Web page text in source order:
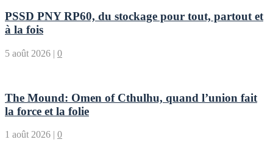
PSSD PNY RP60, du stockage pour tout, partout et
à la fois
5 août 2026 | 0
The Mound: Omen of Cthulhu, quand l’union fait
la force et la folie
1 août 2026 | 0